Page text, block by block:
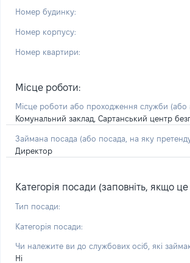
Номер будинку:
Номер корпусу:
Номер квартири:
Місце роботи:
Місце роботи або проходження служби (або
Комунальний заклад, Сартанський центр
Займана посада (або посада, на яку
Директор
Категорія посади (заповніть, якщо
Тип посади:
Категорія посади:
Чи належите ви до службових осіб, які
Ні